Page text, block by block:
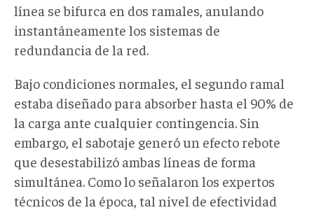
línea se bifurca en dos ramales, anulando
instantáneamente los sistemas de
redundancia de la red.
Bajo condiciones normales, el segundo ramal
estaba diseñado para absorber hasta el 90% de
la carga ante cualquier contingencia. Sin
embargo, el sabotaje generó un efecto rebote
que desestabilizó ambas líneas de forma
simultánea. Como lo señalaron los expertos
técnicos de la época, tal nivel de efectividad